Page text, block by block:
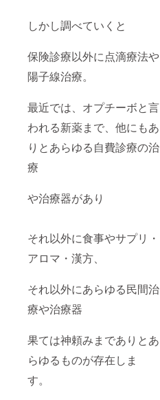
しかし調べていくと
保険診療以外に点滴療法や
陽子線治療。
最近では、オプチーボと言
われる新薬まで、他にもあ
りとあらゆる自費診療の治
療
や治療器があり
それ以外に食事やサプリ・
アロマ・漢方、
それ以外にあらゆる民間治
療や治療器
果ては神頼みまでありとあ
らゆるものが存在しま
す。